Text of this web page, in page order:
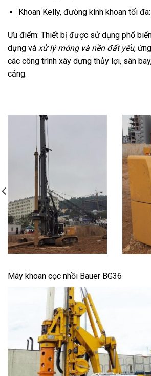
Khoan Kelly, đường kính khoan tối
Ưu điểm: Thiết bị được sử dụng phổ
dựng và xử lý móng và nền đất yếu,
các công trình xây dựng thủy lợi, sân
cảng.
Máy khoan cọc nhồi Bauer BG36